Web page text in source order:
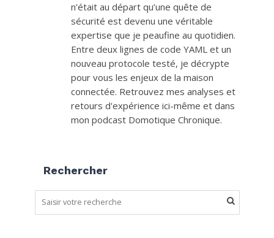
n’était au départ qu’une quête de
sécurité est devenu une véritable
expertise que je peaufine au quotidien.
Entre deux lignes de code YAML et un
nouveau protocole testé, je décrypte
pour vous les enjeux de la maison
connectée. Retrouvez mes analyses et
retours d'expérience ici-même et dans
mon podcast Domotique Chronique.
Rechercher